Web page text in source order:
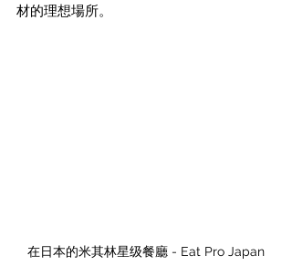
材的理想場所。
在日本的米其林星级餐廳 - Eat Pro Japan